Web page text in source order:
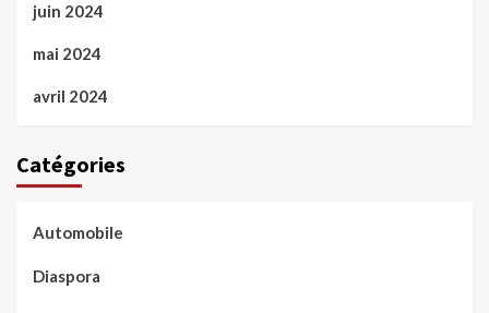
juin 2024
mai 2024
avril 2024
Catégories
Automobile
Diaspora